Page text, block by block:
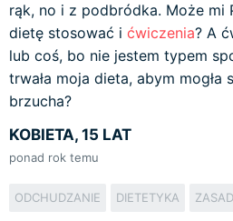
rąk, no i z podbródka. Może mi
dietę stosować i ćwiczenia? A
lub coś, bo nie jestem typem
trwała moja dieta, abym mogła
brzucha?
KOBIETA, 15 LAT
ponad rok temu
ODCHUDZANIE DIETETYKA